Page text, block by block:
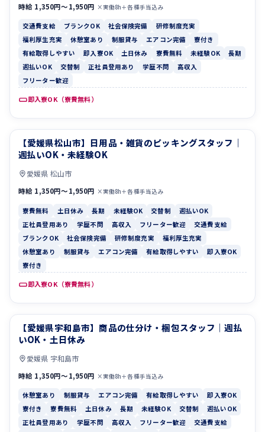
時給 1,350円〜1,950円 ×実働8h＋各種手当込み
交通費支給 ブランクOK 社会保険完備
研修制度充実
福利厚生充実
休憩室あり 制服貸与 エアコン完備
寮付き
有給取得しやすい
即入寮OK 土日休み 寮費無料 未経験OK
長期
週払いOK
交替制 正社員登用あり 学歴不問
高収入
フリーター歓迎
即入寮OK（寮費無料）
寮費無料 土日休み
【愛媛県松山市】日用品・雑貨のピッキングスタッフ｜
週払いOK・未経験OK
愛媛県 松山市
時給 1,350円〜1,950円 ×実働8h＋各種手当込み
寮費無料 土日休み 長期 未経験OK 交替制
週払いOK
正社員登用あり
学歴不問 高収入 フリーター歓迎
交通費支給
ブランクOK
社会保険完備 研修制度充実
福利厚生充実
休憩室あり
制服貸与 エアコン完備 有給取得しやすい
即入寮OK
寮付き
即入寮OK（寮費無料）
休憩室あり 制服貸与
【愛媛県宇和島市】商品の仕分け・梱包スタッフ｜週払
いOK・土日休み
愛媛県 宇和島市
時給 1,350円〜1,950円 ×実働8h＋各種手当込み
休憩室あり 制服貸与 エアコン完備 有給取得しやすい
即入寮OK
寮付き
寮費無料 土日休み 長期 未経験OK 交替制
週払いOK
正社員登用あり
学歴不問 高収入 フリーター歓迎
交通費支給